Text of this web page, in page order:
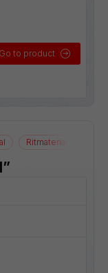
Go to product
Ritmaterial